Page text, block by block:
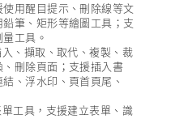
用醒目提示、刪除線等文
筆、矩形等繪圖工具；支
工具。
、擷取、取代、複製、裁
刪除頁面；支援插入書
、浮水印、頁首頁尾、
工具，支援建立表單、識